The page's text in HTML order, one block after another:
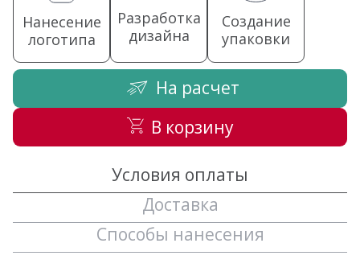
Нанесение
логотипа
Разработка
дизайна
Создание
упаковки
На расчет
В корзину
Условия оплаты
Доставка
Способы нанесения